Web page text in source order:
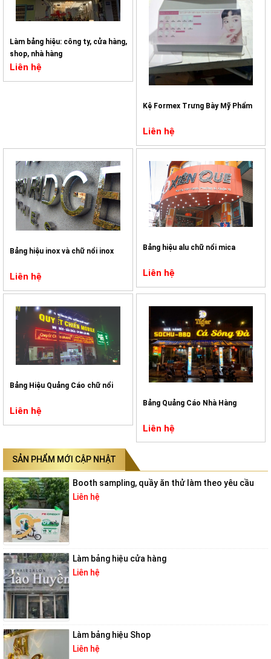
Làm bảng hiệu: công ty, cửa hàng,
shop, nhà hàng
Liên hệ
Kệ Formex Trưng Bày Mỹ Phẩm
Liên hệ
Bảng hiệu inox và chữ nổi inox
Liên hệ
Bảng hiệu alu chữ nổi mica
Liên hệ
Bảng Hiệu Quảng Cáo chữ nổi
Liên hệ
Bảng Quảng Cáo Nhà Hàng
Liên hệ
SẢN PHẨM MỚI CẬP NHẬT
Booth sampling, quầy ăn thử làm theo yêu cầu
Liên hệ
Làm bảng hiệu cửa hàng
Liên hệ
Làm bảng hiệu Shop
Liên hệ